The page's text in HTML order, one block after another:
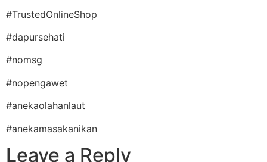
#TrustedOnlineShop
#dapursehati
#nomsg
#nopengawet
#anekaolahanlaut
#anekamasakanikan
Leave a Reply